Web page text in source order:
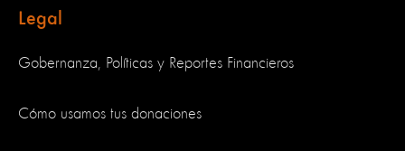
Legal
Gobernanza, Políticas y Reportes Financieros
Cómo usamos tus donaciones